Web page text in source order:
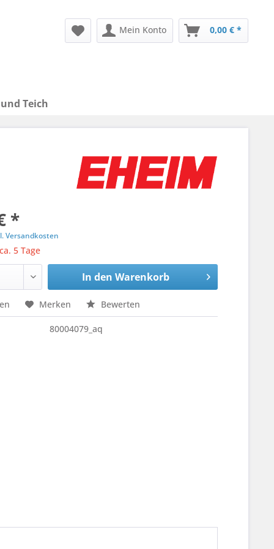
Mein Konto 0,00 € *
Teich
*
Versandkosten
5 Tage
In den Warenkorb
Merken Bewerten
80004079_aq